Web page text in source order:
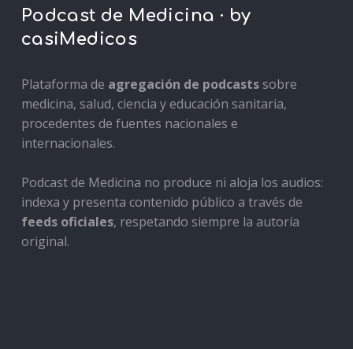
Podcast de Medicina · by
casiMedicos
Plataforma de agregación de podcastssobre
medicina, salud, ciencia y educación sanitaria,
procedentes de fuentes nacionales e
internacionales.
Podcast de Medicina no produce ni aloja los audios:
indexa y presenta contenido público a través de
feeds oficiales, respetando siempre la autoría
original.